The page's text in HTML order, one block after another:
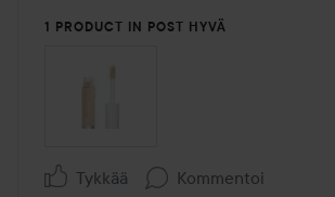
1 PRODUCT IN POST HYVÄ
Tykkää Kommentoi